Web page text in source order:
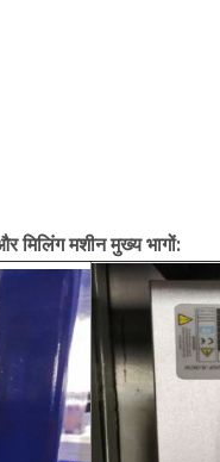
मशीन मुख्य भागों: